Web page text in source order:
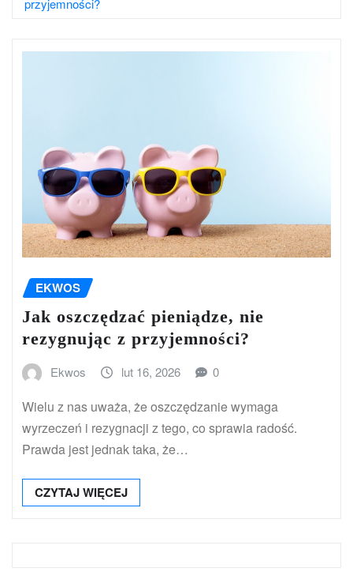
przyjemności?
EKWOS
Jak oszczędzać pieniądze, nie
rezygnując z przyjemności?
Ekwos lut 16, 2026 0
Wielu z nas uważa, że oszczędzanie wymaga
wyrzeczeń i rezygnacji z tego, co sprawia radość.
Prawda jest jednak taka, że…
CZYTAJ WIĘCEJ